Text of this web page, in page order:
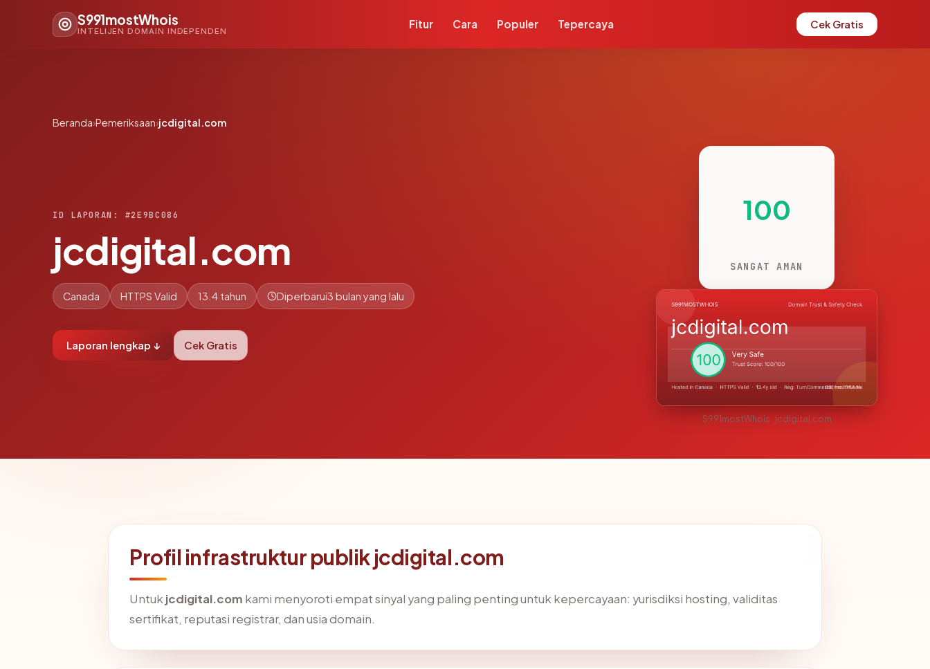
S991mostWhois
INTELIJEN DOMAIN INDEPENDEN
Fitur Cara Populer Tepercaya Cek Gratis
Beranda›Pemeriksaan›jcdigital.com
ID LAPORAN: #2E9BC086
jcdigital.com
Canada HTTPS Valid 13.4 tahun Diperbarui3 bulan yang lalu
Laporan lengkap ↓ Cek Gratis
100
SANGAT AMAN
S991mostWhois · jcdigital.com
Profil infrastruktur publik jcdigital.com
Untuk jcdigital.com kami menyoroti empat sinyal yang paling penting untuk kepercayaan: yurisdiksi hosting, validitas
sertifikat, reputasi registrar, dan usia domain.